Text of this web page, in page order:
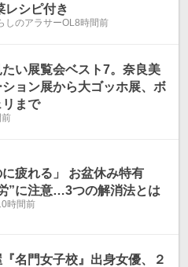
レシピ付き
しのアラサーOL 8時間前
い展覧会ベスト7。奈良美
ョン展から大ゴッホ展、ボ
リまで
に疲れる」 お盆休み特有
”に注意…3つの解消法とは
時間前
名門女子校』出身女優、２